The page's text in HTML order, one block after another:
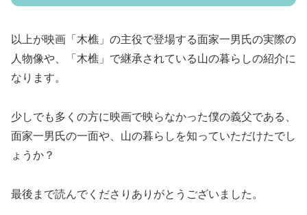
以上が映画「木樵」の主役で登場する面家一男氏の実際の
人物像や、「木樵」で継承されている山の暮らしの紹介に
なります。
少しでも多くの方に映画で映らなかった僕の義父である、
面家一男氏の一面や、山の暮らしを知っていただけたでし
ょうか？
最後まで読んでくださりありがとうございました。